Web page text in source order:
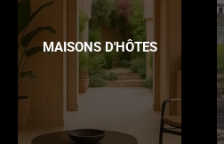
MAISONS D'HÔTES